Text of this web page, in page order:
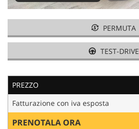
PERMUTA
TEST-DRIVE
PREZZO
Fatturazione con iva esposta
PRENOTALA ORA